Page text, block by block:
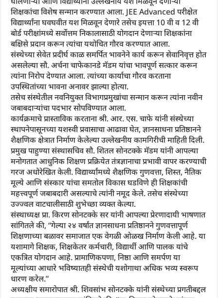
शिक्षकांचा विशेष सन्मान करण्यात आला. JEE Advanced परीक्षेत
विद्यार्थ्यांना घवघवीत यश मिळवून देणारे तसेच इयत्ता 10 वी व 12 वी
बोर्ड परीक्षांमध्ये सर्वोत्तम निकालासाठी योगदान देणाऱ्या शिक्षकांना
बक्षिसे प्रदान करून त्यांचा यथोचित गौरव करण्यात आला.
संस्थेच्या सेवेत प्रदीर्घ काळ समर्पित भावनेने कार्य करून सेवानिवृत्त होत
असलेल्या सौ. अर्चना चाफेकानडे मॅडम यांचा भावपूर्ण सत्कार करून
त्यांना निरोप देण्यात आला. त्यांच्या कार्याचा गौरव करताना
उपस्थितांच्या भावना अनावर झाल्या होत्या.
तसेच संस्थेतील नवनियुक्त विभागप्रमुखांचा सन्मान करून त्यांना नवीन
जबाबदाऱ्यांचा पदभार सोपविण्यात आला.
कार्यक्रमाचे प्रास्ताविक करताना श्री. आर. एस. चाफे यांनी संस्थेच्या
स्थापनेपासूनच्या यशस्वी प्रवासाचा आढावा घेत, ज्ञानसाधना प्रतिष्ठानने
शैक्षणिक क्षेत्रात निर्माण केलेल्या उल्लेखनीय कामगिरीची माहिती दिली.
प्रमुख पाहुण्या संस्थासचिव सौ. शितल सोनटक्के मॅडम यांनी आपल्या
मनोगतात आधुनिक शिक्षण प्रक्रियेत तंत्रज्ञानाचा प्रभावी वापर करण्याची
गरज अधोरेखित केली. विद्यार्थ्यांमध्ये शैक्षणिक गुणवत्ता, शिस्त, नैतिक
मूल्ये आणि संस्कार यांचा समतोल विकास घडविणे ही शिक्षकांची
महत्त्वपूर्ण जबाबदारी असल्याचे त्यांनी नमूद केले. तसेच संस्थेच्या
उज्ज्वल वाटचालीसाठी शुभेच्छा व्यक्त केल्या.
संस्थाध्यक्ष प्रा. किरण सोनटक्के सर यांनी आपल्या प्रेरणादायी भाषणात
सांगितले की, “गेल्या २४ वर्षांत ज्ञानसाधना प्रतिष्ठानने गुणवत्तापूर्ण
शिक्षणाच्या बळावर समाजात एक वेगळी ओळख निर्माण केली आहे. या
यशामागे शिक्षक, शिक्षकेतर कर्मचारी, विद्यार्थी आणि पालक यांचे
एकत्रित योगदान आहे. प्रामाणिकपणा, निष्ठा आणि समर्पण या
मूल्यांच्या आधारे भविष्यातही संस्थेची यशोगाथा अधिक भव्य स्वरूप
धारण करेल.”
अध्यक्षीय समारोपात श्री. शिवसांभ सोनटक्के यांनी संस्थेच्या प्रगतीबद्दल